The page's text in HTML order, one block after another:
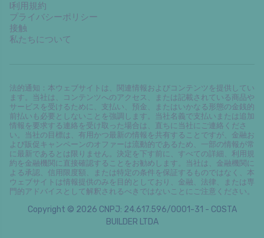
l利用規約
プライバシーポリシー
接触
私たちについて
法的通知：本ウェブサイトは、関連情報およびコンテンツを提供してい
ます。当社は、コンテンツへのアクセス、または記載されている商品や
サービスを受けるために、支払い、預金、またはいかなる形態の金銭的
前払いも必要としないことを強調します。当社名義で支払いまたは追加
情報を要求する連絡を受け取った場合は、直ちに当社にご連絡くださ
い。当社の目標は、有用かつ最新の情報を共有することですが、金融お
よび販促キャンペーンのオファーは流動的であるため、一部の情報が常
に最新であるとは限りません。決定を下す前に、すべての詳細、利用規
約を金融機関に直接確認することをお勧めします。当社は、金融機関に
よる承認、信用限度額、または特定の条件を保証するものではなく、本
ウェブサイトは情報提供のみを目的としており、金融、法律、または専
門的アドバイスとして解釈されるべきではないことにご注意ください。
Copyright © 2026 CNPJ: 24.617.596/0001-31 - COSTA
BUILDER LTDA